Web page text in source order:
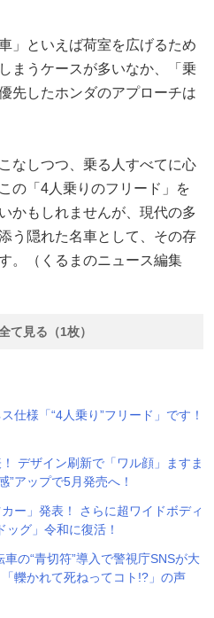
」といえば荷室を広げるため
まうケースが多いなか、「乗
先したホンダのアプローチは
なしつつ、乗る人すべてに心
の「4人乗りのフリード」を
かもしれませんが、現代の多
う隠れた名車として、その存
。（くるまのニュース編集
て見る（1枚）
仕様「“4人乗り”フリード」です！
デザイン刷新で「ワル顔」ますま
”アップで5月発売へ！
ー」発表！ さらに超ワイドボディ
ッグ」令和に復活！
車の“青切符”導入で警視庁SNSが大
轢かれて死ねってコト!?」の声